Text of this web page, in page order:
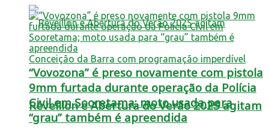
Réveillon e Abertura do Verão 2025 agitam
“Vovozona” é preso novamente com pistola
9mm furtada durante operação da Polícia
Civil em Sooretama; moto usada para
“grau” também é apreendida